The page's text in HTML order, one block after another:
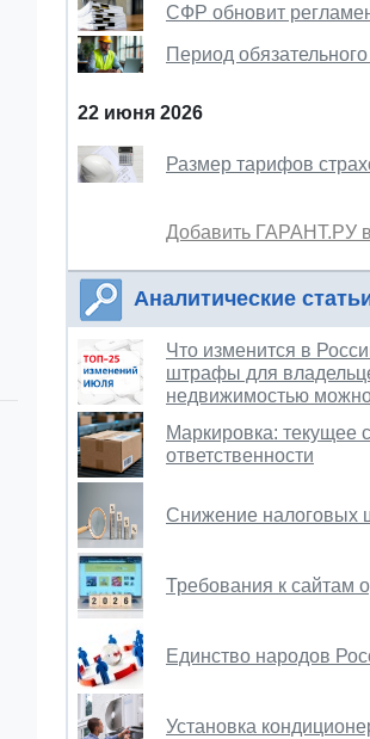
СФР обновит
Период
22 июня 2026
Размер тарифов
Добавить ГАРАНТ.РУ
Аналитические
Что изменится в
штрафы для
недвижимостью
Маркировка: текущее
ответственности
Снижение налоговых
Требования к сайтам
Единство народов
Установка